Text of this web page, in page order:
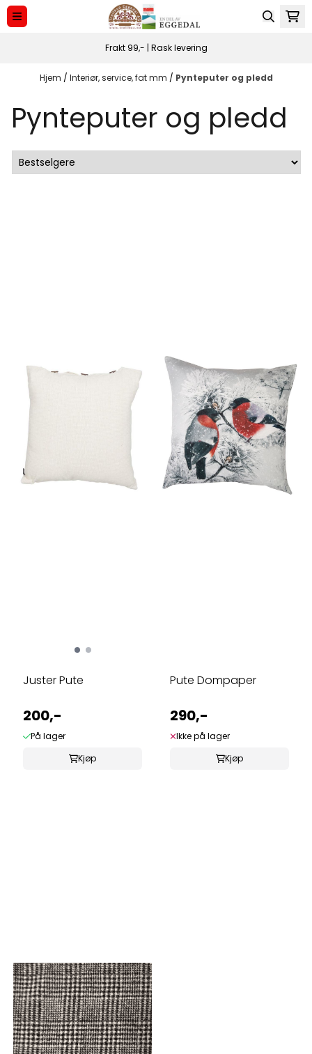
Hopp til innhold
Frakt 99,- | Rask levering
Hjem / Interiør, service, fat mm / Pynteputer og pledd
Pynteputer og pledd
Juster Pute
200,-
På lager
Kjøp
Pute Dompaper
290,-
Ikke på lager
Kjøp